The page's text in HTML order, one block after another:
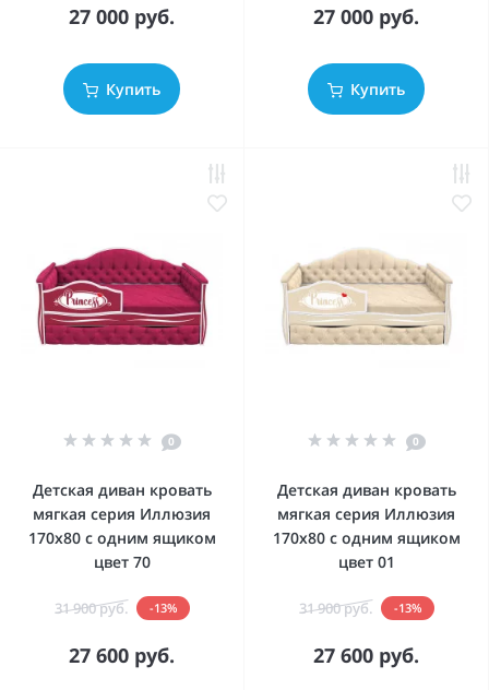
27 000 руб.
Купить
27 000 руб.
Купить
0
Детская диван кровать
мягкая серия Иллюзия
170x80 с одним ящиком
цвет 70
31 900 руб. -13%
27 600 руб.
0
Детская диван кровать
мягкая серия Иллюзия
170x80 с одним ящиком
цвет 01
31 900 руб. -13%
27 600 руб.